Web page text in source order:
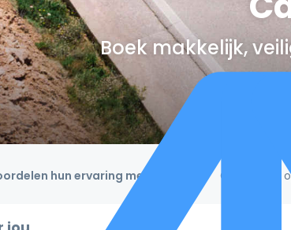
Boek makkelijk,
hun ervaring met een 4,9/5! Gebaseerd